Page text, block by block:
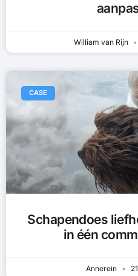
William van Rijn
CASE
Schapendoes
in één
Annerein